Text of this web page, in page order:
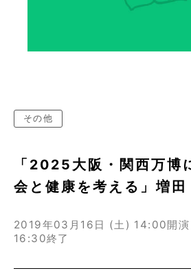
その他
「2025大阪・関西万博
会と健康を考える」増
2019年03月16日 (土) 14:00開
16:30終了